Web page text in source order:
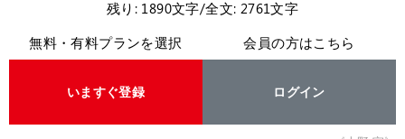
残り: 1890文字/全文: 2761文字
無料・有料プランを選択
いますぐ登録
会員の方はこちら
ログイン